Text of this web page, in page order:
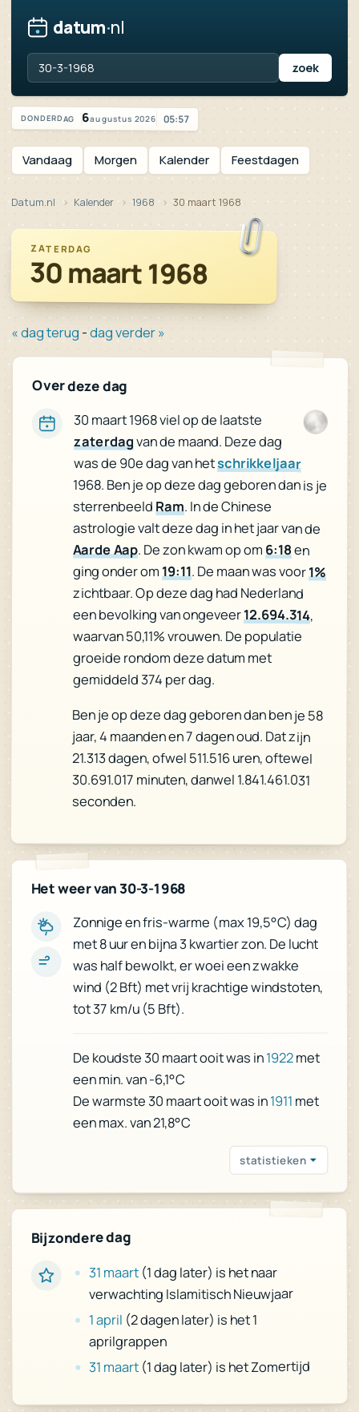
datum·nl
Vandaag is het donderdag 6 augustus 2026
DONDERDAG 6augustus 2026 05:57
Vandaag Morgen Kalender Feestdagen
Datum.nl Kalender 1968 30 maart 1968
ZATERDAG
30 maart 1968
« dag terug -dag verder »
Over deze dag
30 maart 1968 viel op de laatste
zaterdagvan de maand. Deze dag
was de 90e dag van hetschrikkeljaar
1968. Ben je op deze dag geboren dan is je
sterrenbeeld Ram. In de Chinese
astrologie valt deze dag in het jaar van de
Aarde Aap. De zon kwam op om6:18en
ging onder om 19:11. De maan was voor1%
zichtbaar. Op deze dag had Nederland
een bevolking van ongeveer12.694.314,
waarvan 50,11% vrouwen. De populatie
groeide rondom deze datum met
gemiddeld 374 per dag.
Ben je op deze dag geboren dan ben je 58
jaar, 4 maanden en 7 dagen oud. Dat zijn
21.313 dagen, ofwel 511.516 uren, oftewel
30.691.017 minuten, danwel 1.841.461.031
seconden.
Het weer van 30-3-1968
Zonnige en fris-warme (max 19,5°C) dag
met 8 uur en bijna 3 kwartier zon. De lucht
was half bewolkt, er woei een zwakke
wind (2 Bft) met vrij krachtige windstoten,
tot 37 km/u (5 Bft).
De koudste 30 maart ooit was in1922met
een min. van -6,1°C
De warmste 30 maart ooit was in1911 met
een max. van 21,8°C
statistieken
Bijzondere dag
31 maart(1 dag later) is het naar
verwachting Islamitisch Nieuwjaar
1 april (2 dagen later) is het 1
aprilgrappen
31 maart (1 dag later) is het Zomertijd